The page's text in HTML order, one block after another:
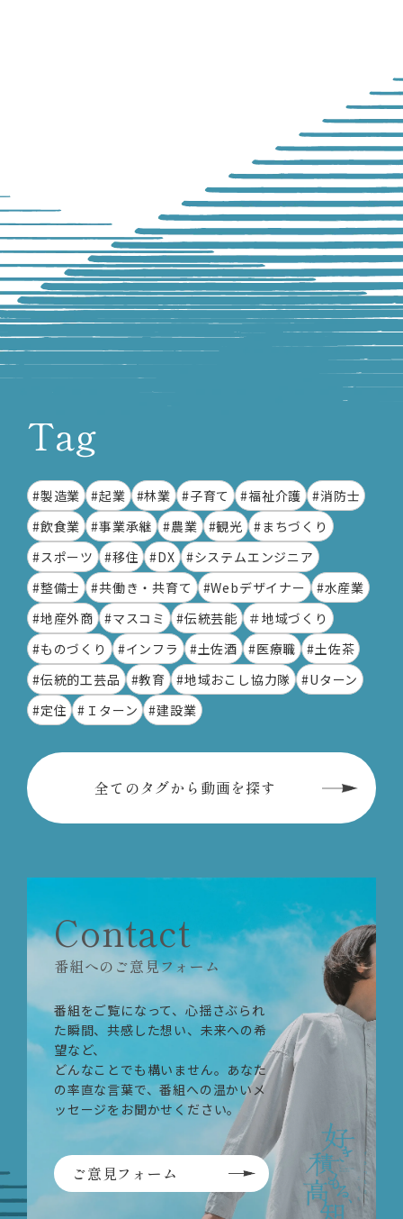
Tag
#製造業 #起業 #林業 #子育て #福祉介護
#消防士
#飲食業
#事業承継 #農業 #観光
#まちづくり
#スポーツ
#移住 #DX
#システムエンジニア
#整備士
#共働き・共育て #Webデザイナー
#水産業
#地産外商
#マスコミ #伝統芸能
＃地域づくり
#ものづくり
#インフラ #土佐酒 #医療職
#土佐茶
#伝統的工芸品
#教育 #地域おこし協力隊
#Uターン
#定住
#Ｉターン #建設業
全てのタグから動画を探す
Contact
番組へのご意見フォーム
番組をご覧になって、心揺さぶられ
た瞬間、共感した想い、未来への希
望など、
どんなことでも構いません。あなた
の率直な言葉で、番組への温かいメ
ッセージをお聞かせください。
ご意見フォーム